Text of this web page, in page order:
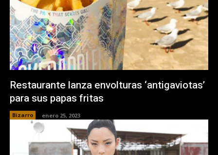
Restaurante lanza envolturas ‘antigaviotas’
para sus papas fritas
Bizarro enero 25, 2023